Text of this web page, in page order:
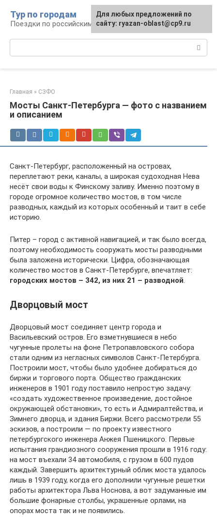
контенту
Тур по городам
Поездки по российским городам
Главная » СЗФО
Мосты Санкт-Петербурга — фото с названием
и описанием
Санкт-Петербург, расположенный на островах,
переплетают реки, каналы, а широкая судоходная Нева
несёт свои воды к Финскому заливу. Именно поэтому в
городе огромное количество мостов, в том числе
разводных, каждый из которых особенный и таит в себе
историю.
Питер – город с активной навигацией, и так было всегда,
поэтому необходимость сооружать мосты разводными
была заложена исторически. Цифра, обозначающая
количество мостов в Санкт-Петербурге, впечатляет:
городских мостов – 342, из них 21 – разводной.
Дворцовый мост
Дворцовый мост соединяет центр города и
Васильевский остров. Его взметнувшиеся в небо
чугунные пролеты на фоне Петропавловского собора
стали одним из негласных символов Санкт-Петербурга.
Построили мост, чтобы было удобнее добираться до
биржи и торгового порта. Общество гражданских
инженеров в 1901 году поставило непростую задачу:
«создать художественное произведение, достойное
окружающей обстановки», то есть и Адмиралтейства, и
Зимнего дворца, и здания Биржи. Всего рассмотрели 55
эскизов, а построили — по проекту известного
петербургского инженера Анжея Пшеницкого. Первые
испытания грандиозного сооружения прошли в 1916 году:
на мост въехали 34 автомобиля, с грузом в 600 пудов
каждый. Завершить архитектурный облик моста удалось
лишь в 1939 году, когда его дополнили чугунные решетки
работы архитектора Льва Носнова, а вот задуманные им
большие фонарные столбы, украшенные орлами, на
опорах моста так и не появились.
Для любых предложений по
сайту: ryazan-oblast@cp9.ru